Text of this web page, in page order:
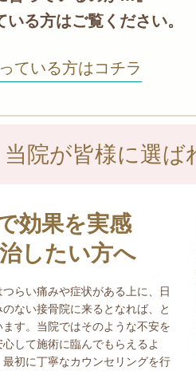
いる方はご覧ください。
ている方はコチラ
当院が皆様に選ば
効果を実感
したい方へ
らい痛みや症状がある上に、日
ない接骨院に来るとなれば、と
す。当院ではそのような不安を
して施術に臨んでもらえるよ
初に丁寧なカウンセリングを行